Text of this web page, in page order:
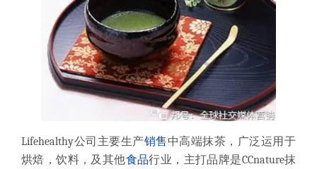
Lifehealthy公司主要生产销售 中高端抹茶，广泛运用于
烘焙，饮料，及其他食品行业，主打品牌是CCnature抹